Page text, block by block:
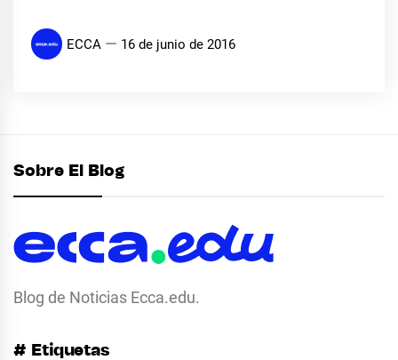
ECCA 16 de junio de 2016
Sobre El Blog
Blog de Noticias Ecca.edu.
# Etiquetas